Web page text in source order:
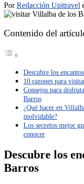
PorRedacción Upitravel
Contenido del
Descubre los
10 razones para
Consejos para
Barros
¿Qué hacer en
inolvidable?
Los secretos mejor
conocer
Descubre los
Barros